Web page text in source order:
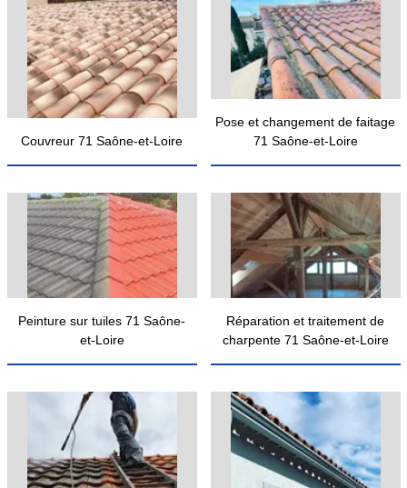
Couvreur 71 Saône-et-Loire
Pose et changement de faitage
71 Saône-et-Loire
Peinture sur tuiles 71 Saône-
et-Loire
Réparation et traitement de
charpente 71 Saône-et-Loire